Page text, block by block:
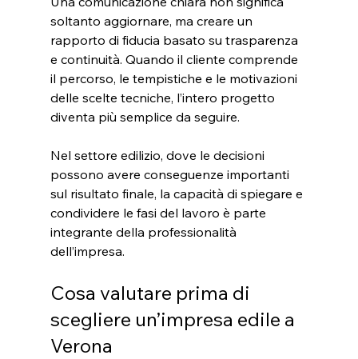
soltanto aggiornare, ma creare un
rapporto di fiducia basato su trasparenza
e continuità. Quando il cliente comprende
il percorso, le tempistiche e le motivazioni
delle scelte tecniche, l’intero progetto
diventa più semplice da seguire.
Nel settore edilizio, dove le decisioni
possono avere conseguenze importanti
sul risultato finale, la capacità di spiegare e
condividere le fasi del lavoro è parte
integrante della professionalità
dell’impresa.
Cosa valutare prima di
scegliere un’impresa edile a
Verona